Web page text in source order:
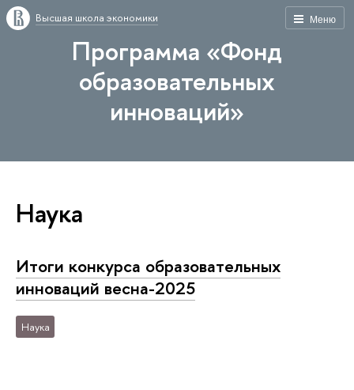
Меню
Высшая школа экономики
Программа «Фонд
образовательных
инноваций»
Наука
Итоги конкурса образовательных
инноваций весна-2025
Наука